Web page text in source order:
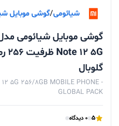
شیائومی/گوشی موبایل
گلوبال
5G 256/8GB MOBILE PHONE -
GLOBAL PACK
5 0 دیدگاه